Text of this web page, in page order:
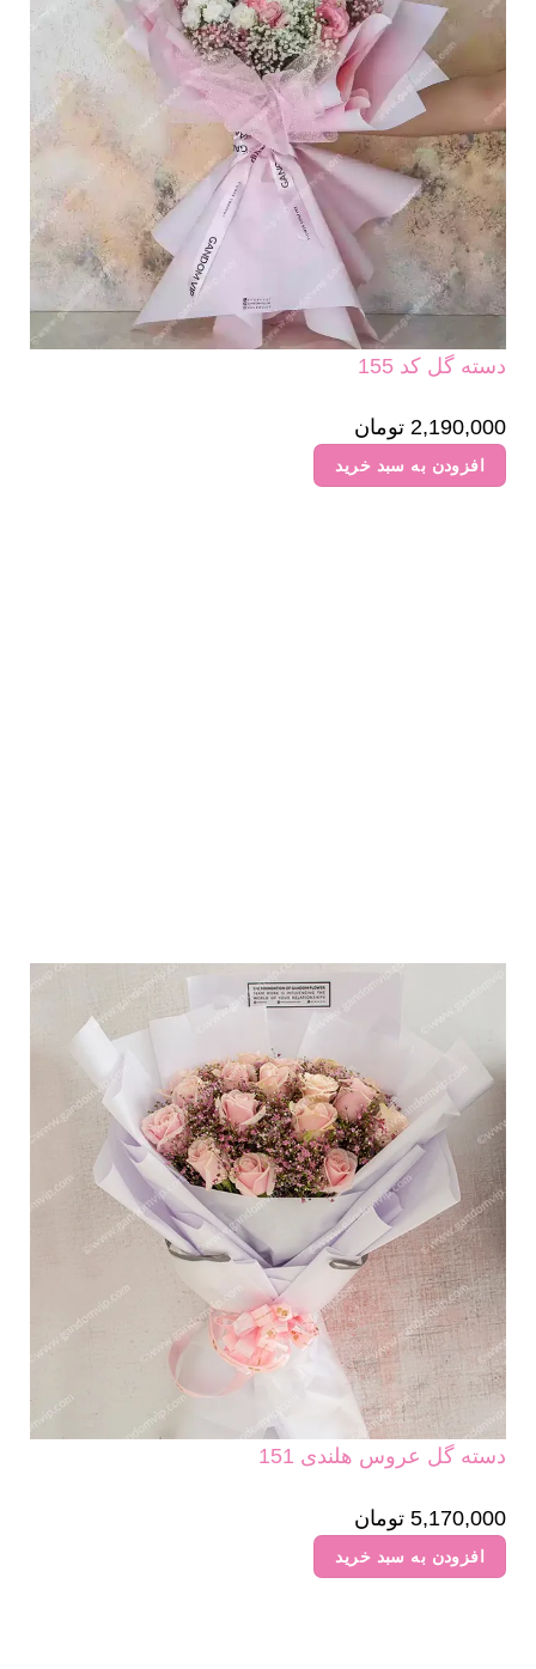
دسته گل کد 155
2,190,000 تومان
افزودن به سبد خرید
دسته گل عروس هلندی 151
5,170,000 تومان
افزودن به سبد خرید